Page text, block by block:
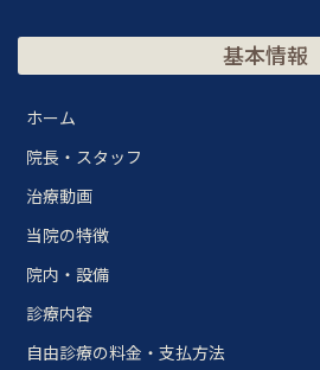
基本情報
ホーム
院長・スタッフ
治療動画
当院の特徴
院内・設備
診療内容
自由診療の料金・支払方法